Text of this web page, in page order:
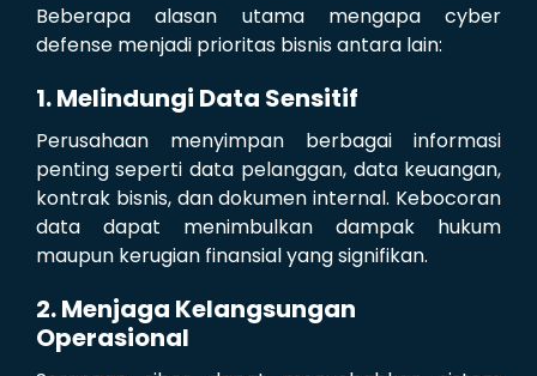
Beberapa alasan utama mengapa cyber
defense menjadi prioritas bisnis antara lain:
1. Melindungi Data Sensitif
Perusahaan menyimpan berbagai informasi
penting seperti data pelanggan, data keuangan,
kontrak bisnis, dan dokumen internal. Kebocoran
data dapat menimbulkan dampak hukum
maupun kerugian finansial yang signifikan.
2. Menjaga Kelangsungan
Operasional